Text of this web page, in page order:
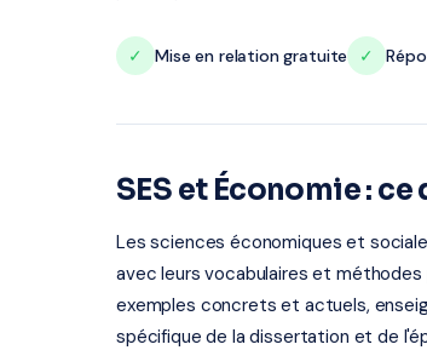
✓ Mise en relation gratuite ✓
SES et Économie :
Les sciences économiques et
avec leurs vocabulaires et
exemples concrets et actuels,
spécifique de la dissertation et de